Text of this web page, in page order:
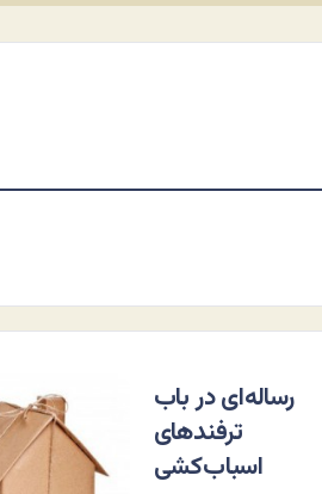
رساله‌ای در باب
ترفندهای
اسباب‌کشی